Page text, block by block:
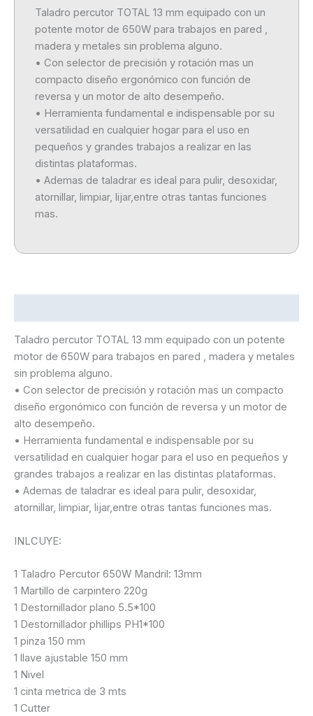
Taladro percutor TOTAL 13 mm equipado con un
potente motor de 650W para trabajos en pared ,
madera y metales sin problema alguno.
• Con selector de precisión y rotación mas un
compacto diseño ergonómico con función de
reversa y un motor de alto desempeño.
• Herramienta fundamental e indispensable por su
versatilidad en cualquier hogar para el uso en
pequeños y grandes trabajos a realizar en las
distintas plataformas.
• Ademas de taladrar es ideal para pulir, desoxidar,
atornillar, limpiar, lijar,entre otras tantas funciones
mas.
Taladro percutor TOTAL 13 mm equipado con un potente
motor de 650W para trabajos en pared , madera y metales
sin problema alguno.
• Con selector de precisión y rotación mas un compacto
diseño ergonómico con función de reversa y un motor de
alto desempeño.
• Herramienta fundamental e indispensable por su
versatilidad en cualquier hogar para el uso en pequeños y
grandes trabajos a realizar en las distintas plataformas.
• Ademas de taladrar es ideal para pulir, desoxidar,
atornillar, limpiar, lijar,entre otras tantas funciones mas.
INLCUYE:
1 Taladro Percutor 650W Mandril: 13mm
1 Martillo de carpintero 220g
1 Destornillador plano 5.5*100
1 Destornillador phillips PH1*100
1 pinza 150 mm
1 llave ajustable 150 mm
1 Nivel
1 cinta metrica de 3 mts
1 Cutter